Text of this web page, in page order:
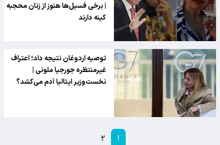
| برخی فسیل‌ها هنوز از زنان محجبه
کینه دارند
توصیه اردوغان نتیجه داد؛ اعتراف
غیرمنتظره جورجیا ملونی |
نخست‌وزیر ایتالیا آدم می‌کشد؟
۱ ۲